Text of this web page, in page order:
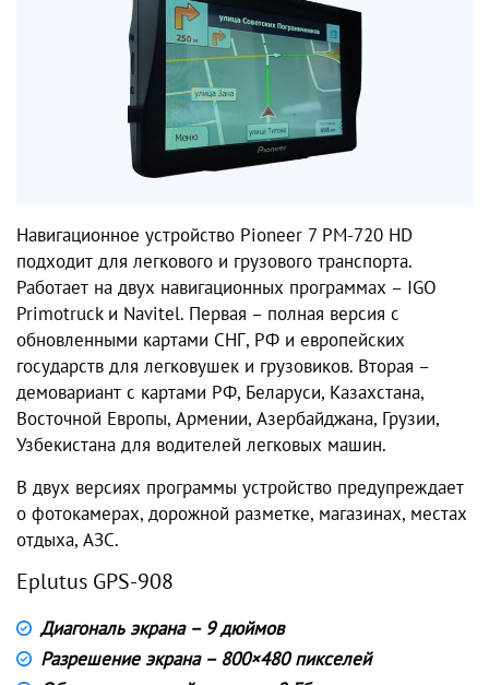
Навигационное устройство Pioneer 7 PM-720 HD
подходит для легкового и грузового транспорта.
Работает на двух навигационных программах – IGO
Primotruck и Navitel. Первая – полная версия с
обновленными картами СНГ, РФ и европейских
государств для легковушек и грузовиков. Вторая –
демовариант с картами РФ, Беларуси, Казахстана,
Восточной Европы, Армении, Азербайджана, Грузии,
Узбекистана для водителей легковых машин.
В двух версиях программы устройство предупреждает
о фотокамерах, дорожной разметке, магазинах, местах
отдыха, АЗС.
Eplutus GPS-908
Диагональ экрана – 9 дюймов
Разрешение экрана – 800×480 пикселей